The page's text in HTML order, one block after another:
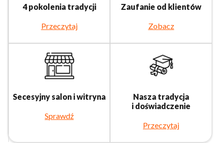
4 pokolenia tradycji
Przeczytaj
Zaufanie od klientów
Zobacz
Secesyjny salon i witryna
Sprawdź
Nasza tradycja
i doświadczenie
Przeczytaj